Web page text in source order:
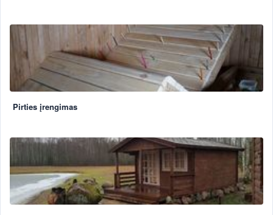
Pirties įrengimas